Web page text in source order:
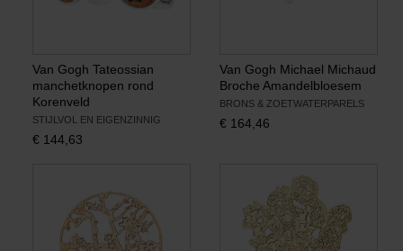
Van Gogh Tateossian
manchetknopen rond
Korenveld
STIJLVOL EN EIGENZINNIG
€ 144,63
Van Gogh Michael Michaud
Broche Amandelbloesem
BRONS & ZOETWATERPARELS
€ 164,46